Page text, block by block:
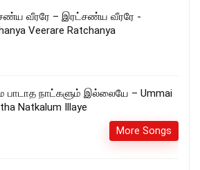
வீரரே – இரட்சண்ய வீரரே -
Veerare Ratchanya
பாடாத நாட்களும் இல்லையே – Ummai
Natkalum Illaye
More Songs